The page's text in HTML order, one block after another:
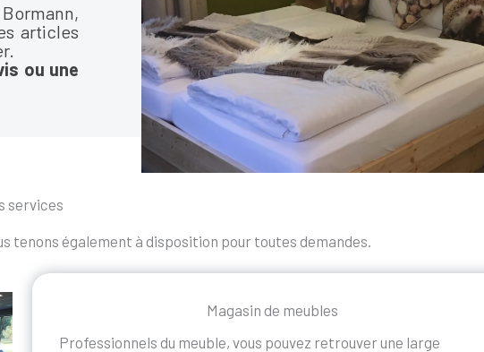
articles
ou une
services
tenons également à disposition pour toutes demandes.
Magasin de meubles
Professionnels du meuble, vous pouvez retrouver une large